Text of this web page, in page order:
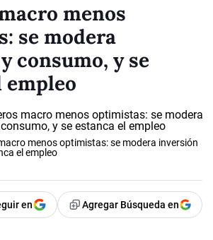
menos
se modera
consumo, y se
empleo
menos optimistas: se modera inversión
el empleo
en Agregar Búsqueda en